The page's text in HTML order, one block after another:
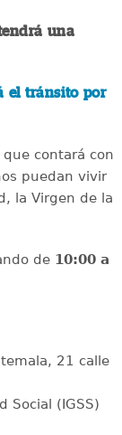
una
el tránsito por
contará con
puedan vivir
la Virgen de la
de 10:00 a
21 calle
Social (IGSS)